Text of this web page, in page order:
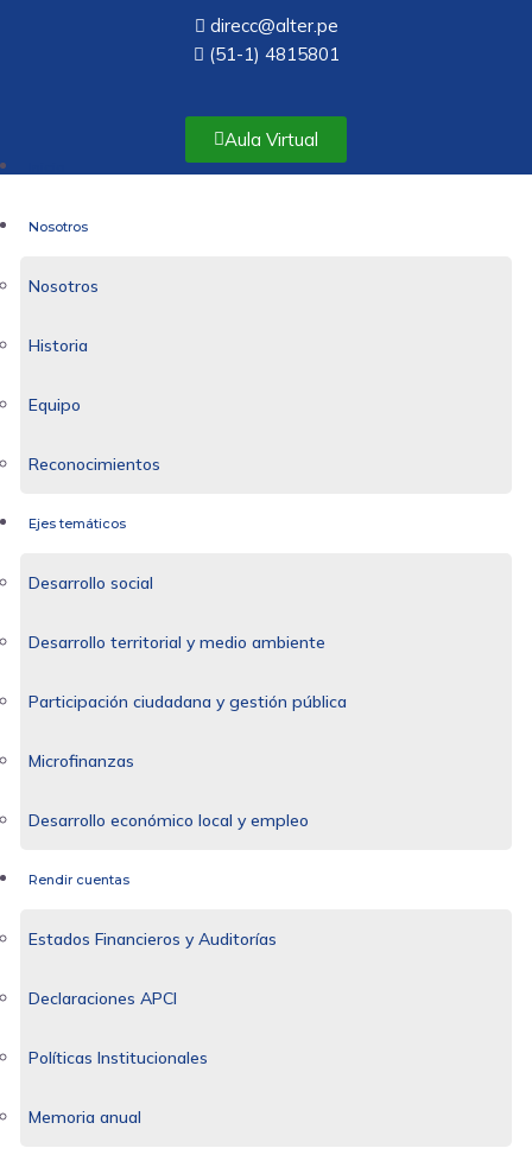
direcc@alter.pe
(51-1) 4815801
Aula Virtual
Nosotros
Nosotros
Historia
Equipo
Reconocimientos
Ejes temáticos
Desarrollo social
Desarrollo territorial y medio ambiente
Participación ciudadana y gestión pública
Microfinanzas
Desarrollo económico local y empleo
Rendir cuentas
Estados Financieros y Auditorías
Declaraciones APCI
Políticas Institucionales
Memoria anual